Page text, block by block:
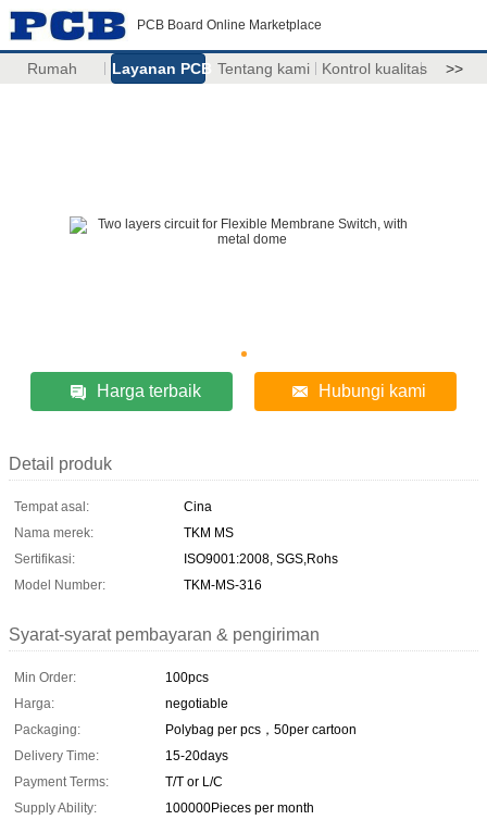
PCB Board Online Marketplace
Rumah Layanan PCB Tentang kami Kontrol kualitas >>
Harga terbaik Hubungi kami
Detail produk
Tempat asal:
Cina
Nama merek:
TKM MS
Sertifikasi:
ISO9001:2008, SGS,Rohs
Model Number:
TKM-MS-316
Syarat-syarat pembayaran & pengiriman
Min Order:
100pcs
Harga:
negotiable
Packaging:
Polybag per pcs，50per cartoon
Delivery Time:
15-20days
Payment Terms:
T/T or L/C
Supply Ability:
100000Pieces per month